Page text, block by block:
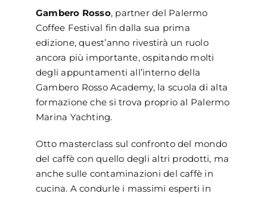
Gambero Rosso, partner del Palermo
Coffee Festival fin dalla sua prima
edizione, quest’anno rivestirà un ruolo
ancora più importante, ospitando molti
degli appuntamenti all’interno della
Gambero Rosso Academy, la scuola di alta
formazione che si trova proprio al Palermo
Marina Yachting.
Otto masterclass sul confronto del mondo
del caffè con quello degli altri prodotti, ma
anche sulle contaminazioni del caffè in
cucina. A condurle i massimi esperti in